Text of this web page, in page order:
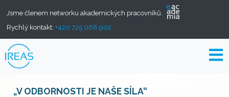
Jsme členem networku akademických pracovníků.
Rychlý kontakt: +420 725 068 902
„V ODBORNOSTI JE NAŠE SÍLA“